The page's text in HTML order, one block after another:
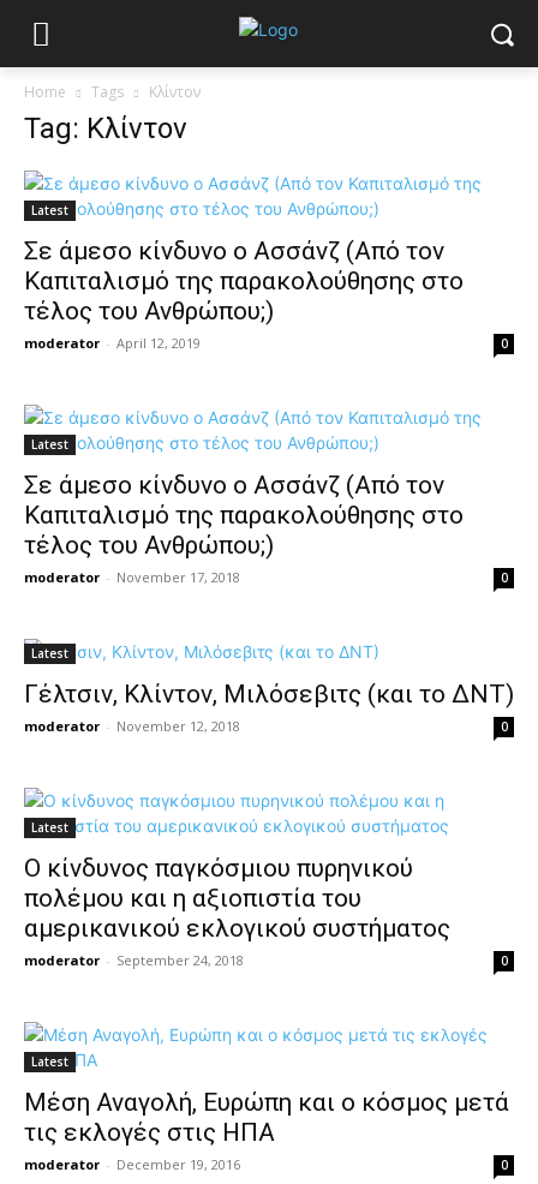
Home Tags Κλίντον
Tag: Κλίντον
Latest
Σε άμεσο κίνδυνο ο Ασσάνζ (Από τον
Καπιταλισμό της παρακολούθησης στο
τέλος του Ανθρώπου;)
moderator - April 12, 2019 0
Latest
Σε άμεσο κίνδυνο ο Ασσάνζ (Από τον
Καπιταλισμό της παρακολούθησης στο
τέλος του Ανθρώπου;)
moderator - November 17, 2018 0
Latest
Γέλτσιν, Κλίντον, Μιλόσεβιτς (και το ΔΝΤ)
moderator - November 12, 2018 0
Latest
O κίνδυνος παγκόσμιου πυρηνικού
πολέμου και η αξιοπιστία του
αμερικανικού εκλογικού συστήματος
moderator - September 24, 2018 0
Latest
Μέση Αναγολή, Ευρώπη και ο κόσμος μετά
τις εκλογές στις ΗΠΑ
moderator - December 19, 2016 0